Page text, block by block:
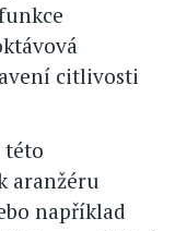
citlivosti
této
aranžéru
například